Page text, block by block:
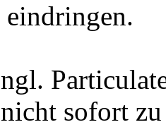
sofort